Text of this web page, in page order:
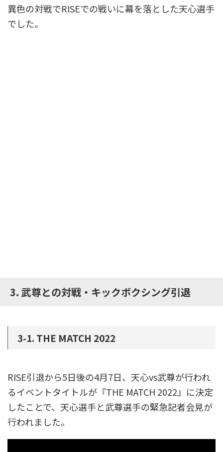
異色の対戦でRISEでの戦いに幕を落とした天心選手
でした。
3. 武尊との対戦・キックボクシング引退
3-1. THE MATCH 2022
RISE引退から5日後の4月7日、天心vs武尊が行われ
るイベントタイトルが『THE MATCH 2022』に決定
したことで、天心選手と武尊選手の緊急記者会見が
行われました。